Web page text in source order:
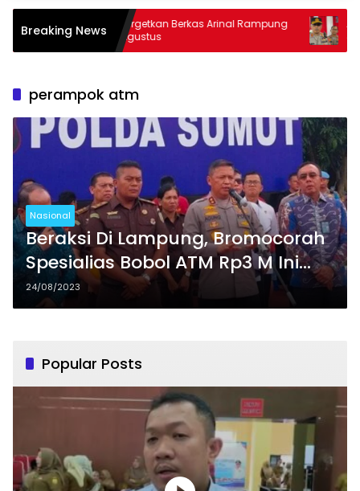
Breaking News
Kejati Targetkan Berkas Arinal Rampung
Bulan Agustus
AKBP
& Curas
perampok atm
Nasional
Beraksi Di Lampung, Bromocorah
Spesialias Bobol ATM Rp3 M Ini
Diringkus Di Sumatra Utara
24/08/2023
Popular Posts